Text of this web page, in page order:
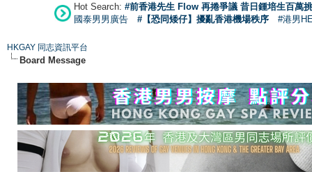
Hot Search: #前香港先生 Flow 再捲爭議 昔日鍾培生百萬
國泰男男廣告
#【恐同矮仔】擾亂香港機場秩序 #港男
HKGAY 同志資訊平台
Board Message